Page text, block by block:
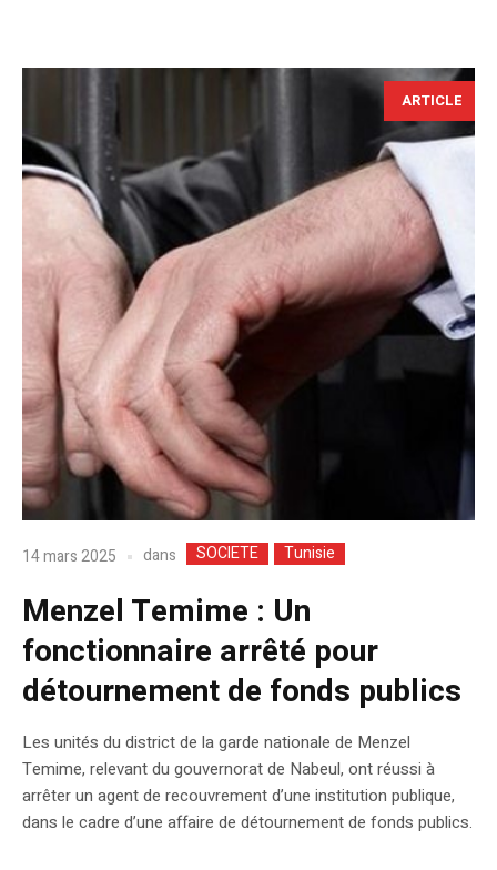
ARTICLE
14 mars 2025 dans SOCIETE Tunisie
Menzel Temime : Un
fonctionnaire arrêté pour
détournement de fonds publics
Les unités du district de la garde nationale de Menzel
Temime, relevant du gouvernorat de Nabeul, ont réussi à
arrêter un agent de recouvrement d’une institution publique,
dans le cadre d’une affaire de détournement de fonds publics.